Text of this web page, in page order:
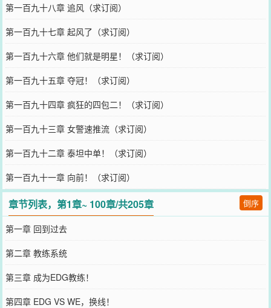
第一百九十八章 追风（求订阅）
第一百九十七章 起风了（求订阅）
第一百九十六章 他们就是明星！（求订阅）
第一百九十五章 夺冠！（求订阅）
第一百九十四章 疯狂的四包二！（求订阅）
第一百九十三章 女警速推流（求订阅）
第一百九十二章 泰坦中单！（求订阅）
第一百九十一章 向前！（求订阅）
章节列表，第1章~ 100章/共205章 倒序
第一章 回到过去
第二章 教练系统
第三章 成为EDG教练！
第四章 EDG VS WE，换线！